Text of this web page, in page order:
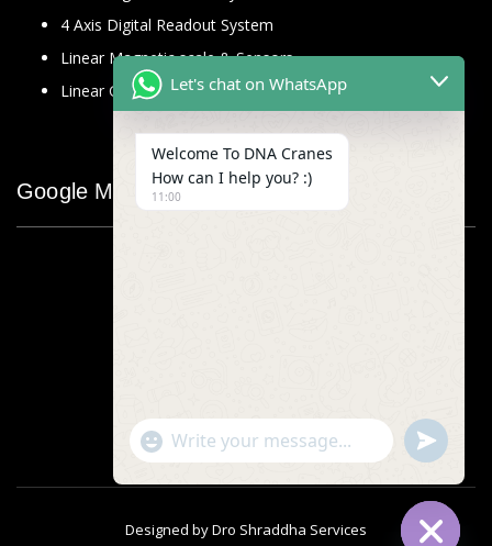
4 Axis Digital Readout System
Linear Magnetic scale & Sensors
Linear Glass Scale
Google Map
Designed byDro Shraddha Services
Let's chat on WhatsApp
Welcome To DNA Cranes
How can I help you? :)
11:00
"+chaty_settings.lang.emoji_picker+"
WhatsApp
undefined